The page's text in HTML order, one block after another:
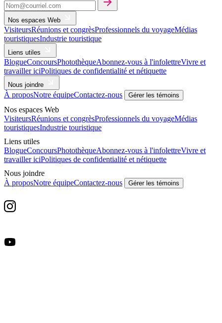
Nos espaces Web
VisiteursRéunions et congrèsProfessionnels du voyageMédias
touristiquesIndustrie touristique
Liens utiles
BlogueConcoursPhotothèqueAbonnez-vous à l'infolettreVivre et
travailler iciPolitiques de confidentialité et nétiquette
Nous joindre
À proposNotre équipeContactez-nous Gérer les témoins
Nos espaces Web
VisiteursRéunions et congrèsProfessionnels du voyageMédias
touristiquesIndustrie touristique
Liens utiles
BlogueConcoursPhotothèqueAbonnez-vous à l'infolettreVivre et
travailler iciPolitiques de confidentialité et nétiquette
Nous joindre
À proposNotre équipeContactez-nous Gérer les témoins